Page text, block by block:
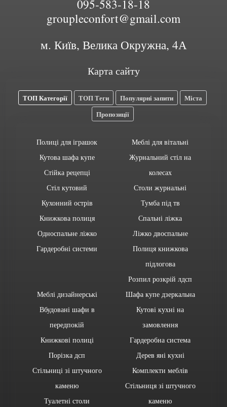
095-583-18-18
groupleconfort@gmail.com
м. Київ, Велика Окружна, 4А
Карта сайту
ТОП Категорії ТОП Теги Популярні запити
Міста
Пропозиції
Полиці для іграшок
Кутова шафа купе
Стійка рецепці
Стіл кутовий
Кухонний острів
Книжкова полиця
Односпальне ліжко
Гардеробні системи
Меблі для вітальні
Журнальний стіл на
колесах
Столи журнальні
Тумба під тв
Спальні ліжка
Ліжко двоспальне
Полиця книжкова
підлогова
Розпил розкрій лдсп
Меблі дизайнерські
Вбудовані шафи в
передпокій
Книжкові полиці
Порізка дсп
Стільниці зі штучного
каменю
Туалетні столи
Шафа купе дзеркальна
Кутові кухні на
замовлення
Гардеробна система
Дерев яні кухні
Комплекти меблів
Стільниця зі штучного
каменю